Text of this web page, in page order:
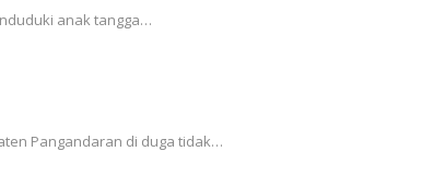
anak tangga…
Pangandaran di duga tidak…